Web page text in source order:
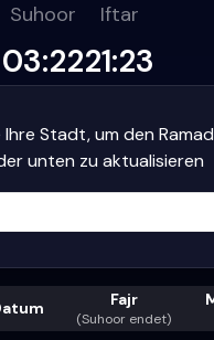
Suhoor
03:22
Iftar
21:23
Ihre Stadt, um den
unten zu aktualisieren
Fajr
(Suhoor endet)